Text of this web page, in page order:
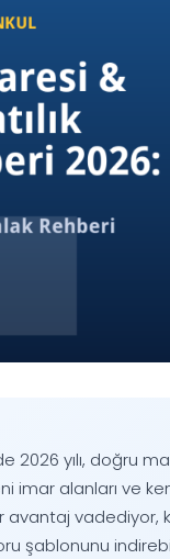
2026 yılı, doğru
imar alanları ve
vadediyor, ki
şablonunu